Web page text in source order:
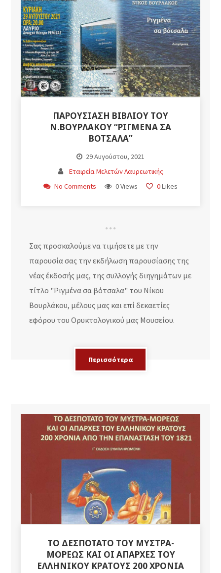
ΠΑΡΟΥΣΊΑΣΗ ΒΙΒΛΊΟΥ ΤΟΥ
Ν.ΒΟΥΡΛΆΚΟΥ “ΡΙΓΜΈΝΑ ΣΑ
ΒΌΤΣΑΛΑ”
29 Αυγούστου, 2021
Εταιρεία Μελετών Λαυρεωτικής
No Comments
0 Views 0Likes
Σας προσκαλούμε να τιμήσετε με την
παρουσία σας την εκδήλωση παρουσίασης της
νέας έκδοσής μας, της συλλογής διηγημάτων με
τίτλο "Ριγμένα σα βότσαλα" του Νίκου
Βουρλάκου, μέλους μας και επί δεκαετίες
εφόρου του Ορυκτολογικού μας Μουσείου.
Περισσότερα
ΤΟ ΔΕΣΠΟΤΆΤΟ ΤΟΥ ΜΥΣΤΡΆ-
ΜΟΡΈΩΣ ΚΑΙ ΟΙ ΑΠΑΡΧΈΣ ΤΟΥ
ΕΛΛΗΝΙΚΟΎ ΚΡΆΤΟΥΣ 200 ΧΡΌΝΙΑ